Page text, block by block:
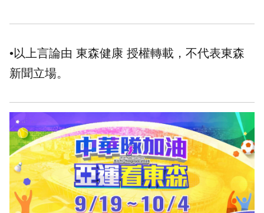
•以上言論由 東森健康 授權轉載，不代表東森
新聞立場。